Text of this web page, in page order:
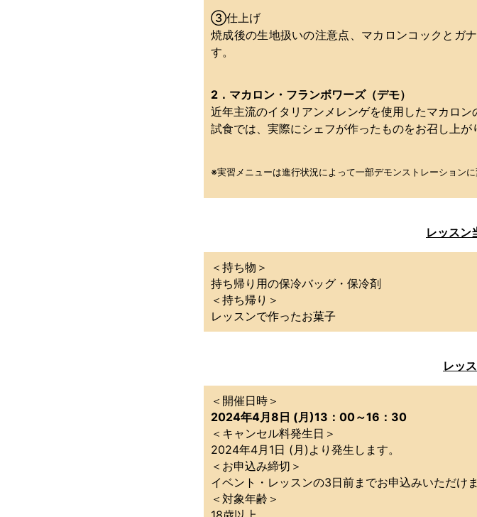
③仕上げ
焼成後の生地扱いの注意点、マカロンコックとガ
す。
2．マカロン・フランボワーズ（デモ）
近年主流のイタリアンメレンゲを使用したマカロン
試食では、実際にシェフが作ったものをお召し上が
※実習メニューは進行状況によって一部デモンストレーション
レッスン
＜持ち物＞
持ち帰り用の保冷バッグ・保冷剤
＜持ち帰り＞
レッスンで作ったお菓子
レッ
＜開催日時＞
2024年4月8日 (月)13：00～16：30
＜キャンセル料発生日＞
2024年4月1日 (月)より発生します。
＜お申込み締切＞
イベント・レッスンの3日前までお申込みいただけま
＜対象年齢＞